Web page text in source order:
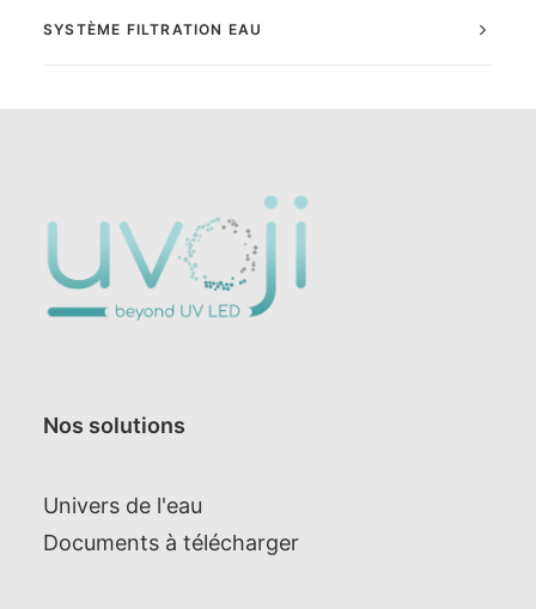
SYSTÈME FILTRATION EAU
Nos solutions
Univers de l'eau
Documents à télécharger